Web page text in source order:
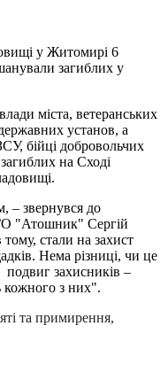
у Житомирі 6
загиблих у
міста, ветеранських
установ, а
бійці добровольчих
на Сході
– звернувся до
"Атошник" Сергій
стали на захист
Нема різниці, чи це
подвиг захисників –
з них".
та примирення,